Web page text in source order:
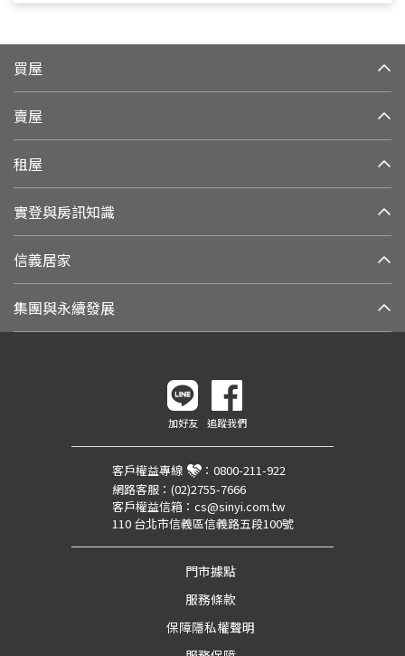
買屋
賣屋
租屋
實登與房訊知識
信義居家
集團與永續發展
加好友 追蹤我們
客戶權益專線 ： 0800-211-922
網路客服： (02)2755-7666
客戶權益信箱： cs@sinyi.com.tw
110 台北市信義區信義路五段100號
門市據點
服務條款
保障隱私權聲明